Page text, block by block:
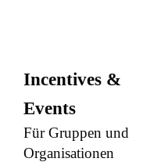
Incentives &
Events
Für Gruppen und
Organisationen